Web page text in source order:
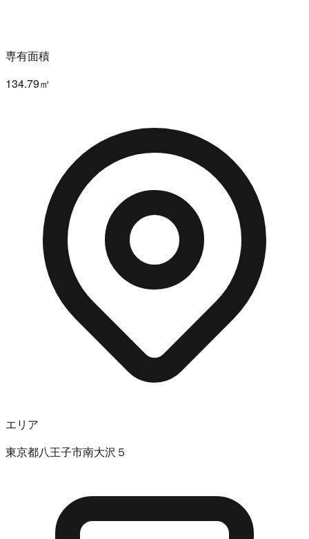
専有面積
134.79㎡
エリア
東京都八王子市南大沢５